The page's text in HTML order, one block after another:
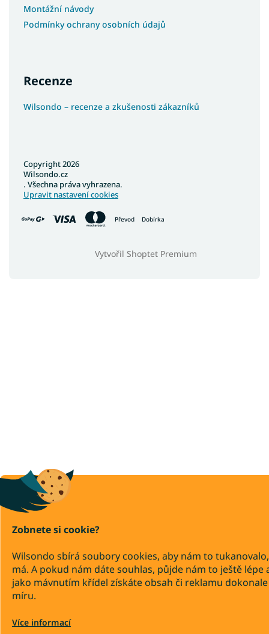
Zobnete si cookie?
Wilsondo sbírá soubory cookies, aby nám to
má. A pokud nám dáte souhlas, půjde nám to ještě lépe
jako mávnutím křídel získáte obsah či reklamu
míru.
Více informací
Montážní návody
Podmínky ochrany osobních údajů
Recenze
Wilsondo – recenze a zkušenosti zákazníků
Převod Dobírka
Vytvořil Shoptet Premium
Copyright 2026
Wilsondo.cz
. Všechna práva vyhrazena.
Upravit nastavení cookies